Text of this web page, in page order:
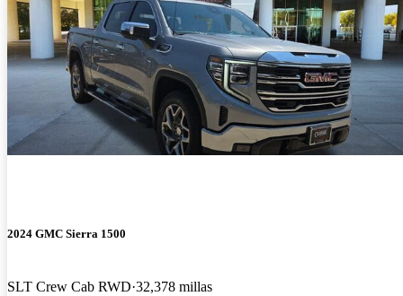
2024 GMC Sierra 1500
SLT Crew Cab RWD 32,378 millas